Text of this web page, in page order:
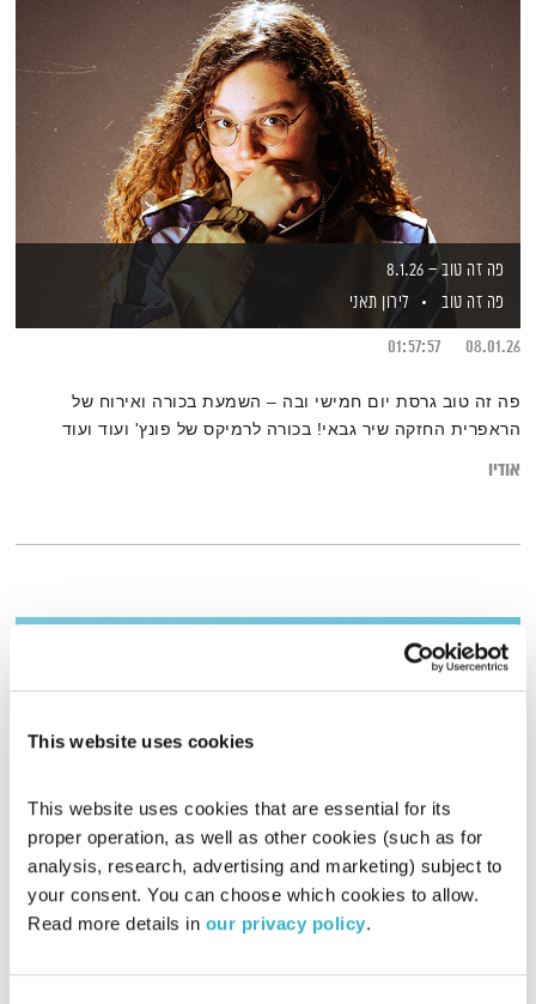
This website uses cookies
This website uses cookies that are essential for its
proper operation, as well as other cookies (such as for
analysis, research, advertising and marketing) subject to
your consent. You can choose which cookies to allow.
Read more details in our privacy policy.
פה זה טוב – 8.1.26
פה זה טוב
לירון תאני
08.01.26
01:57:57
פה זה טוב גרסת יום חמישי ובה – השמעת בכורה ואירוח של
הראפרית החזקה שיר גבאי! בכורה לרמיקס של פונץ' ועוד ועוד
אודיו
התעוררות – ספיישל יום המעשים הטובים
תכניות וקטעים נבחרים
שדרנים מתחלפים
16.03.21
00:57:12